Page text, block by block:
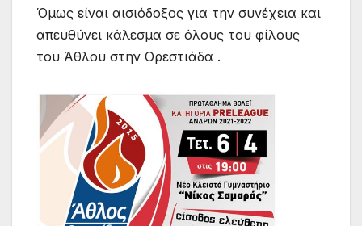
Όμως είναι αισιόδοξος για την συνέχεια και
απευθύνει κάλεσμα σε όλους του φίλους
του Άθλου στην Ορεστιάδα .